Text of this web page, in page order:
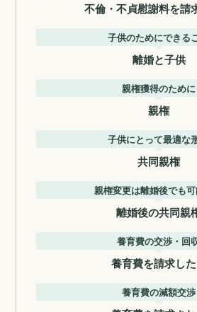
不倫・不貞慰謝料を請
子供のためにできる
離婚と子供
親権獲得のために
親権
子供にとって最適な
共同親権
親権変更は離婚後でも
離婚後の共同親
養育費の交渉・回
養育費を請求し
養育費の減額交渉